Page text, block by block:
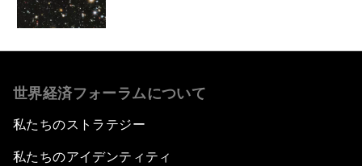
世界経済フォーラムについて
私たちのストラテジー
私たちのアイデンティティ